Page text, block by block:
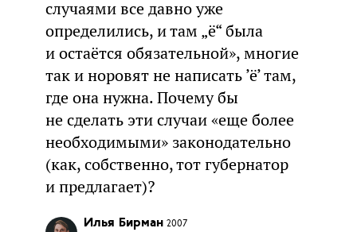
случаями все давно уже
определились, и там „ё“ была
и остаётся обязательной», многие
так и норовят не написать ’ё’ там,
где она нужна. Почему бы
не сделать эти случаи «еще более
необходимыми» законодательно
(как, собственно, тот губернатор
и предлагает)?
Илья Бирман 2007